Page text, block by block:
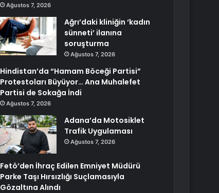
Ağustos 7, 2026
Ağrı’daki kliniğin ‘kadın
sünneti’ ilanına
soruşturma
Ağustos 7, 2026
Hindistan’da “Hamam Böceği Partisi”
Protestoları Büyüyor… Ana Muhalefet
Partisi de Sokağa İndi
Ağustos 7, 2026
Adana’da Motosiklet
Trafik Uygulaması
Ağustos 7, 2026
Fetö’den İhraç Edilen Emniyet Müdürü
Parke Taşı Hırsızlığı Suçlamasıyla
Gözaltına Alındı